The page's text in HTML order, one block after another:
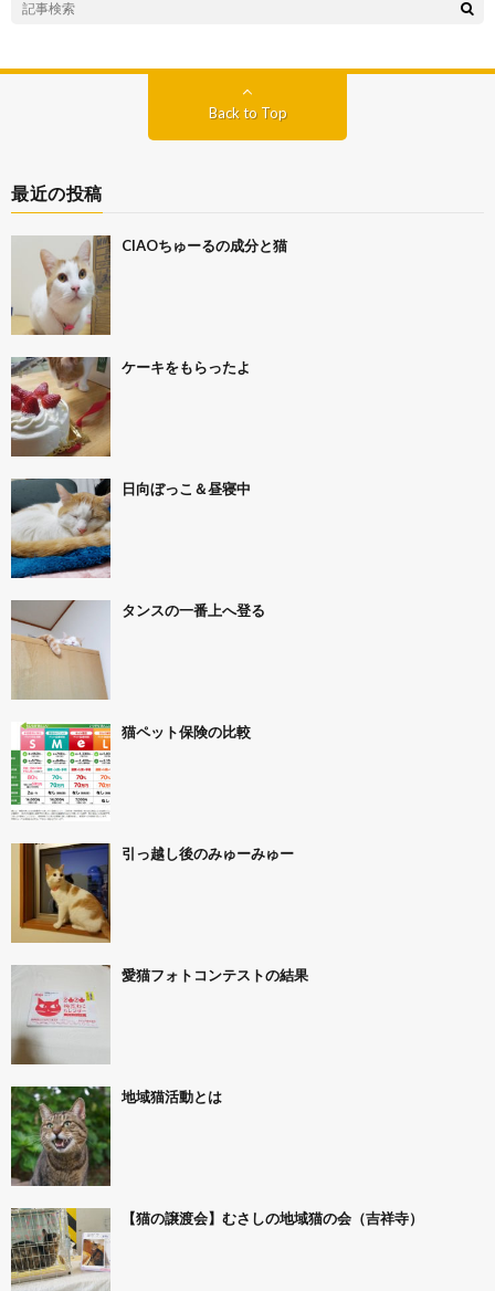
Back to Top
最近の投稿
CIAOちゅーるの成分と猫
ケーキをもらったよ
日向ぼっこ＆昼寝中
タンスの一番上へ登る
猫ペット保険の比較
引っ越し後のみゅーみゅー
愛猫フォトコンテストの結果
地域猫活動とは
【猫の譲渡会】むさしの地域猫の会（吉祥寺）